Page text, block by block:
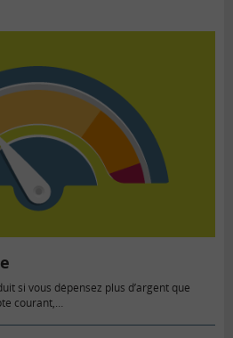
si vous dépensez plus d’argent que
courant,…